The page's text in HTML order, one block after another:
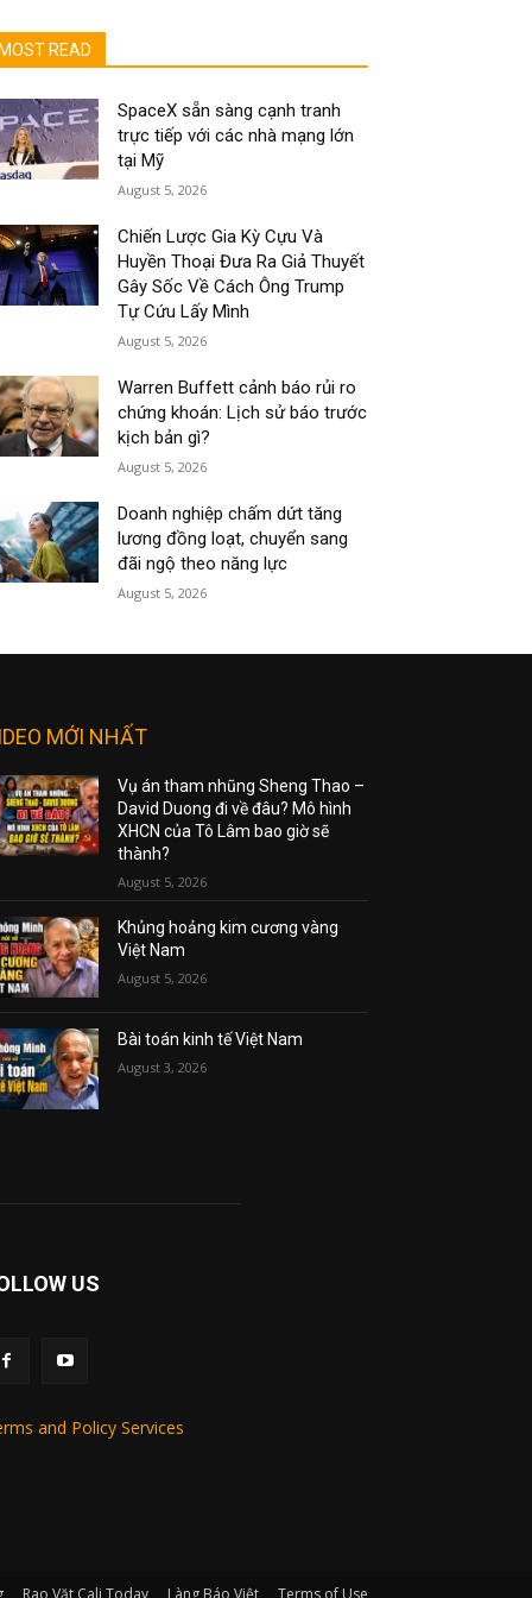
MOST READ
SpaceX sẵn sàng cạnh tranh
trực tiếp với các nhà mạng lớn
tại Mỹ
August 5, 2026
Chiến Lược Gia Kỳ Cựu Và
Huyền Thoại Đưa Ra Giả Thuyết
Gây Sốc Về Cách Ông Trump
Tự Cứu Lấy Mình
August 5, 2026
Warren Buffett cảnh báo rủi ro
chứng khoán: Lịch sử báo trước
kịch bản gì?
August 5, 2026
Doanh nghiệp chấm dứt tăng
lương đồng loạt, chuyển sang
đãi ngộ theo năng lực
August 5, 2026
MỚI NHẤT
Vụ án tham nhũng Sheng Thao –
David Duong đi về đâu? Mô hình
XHCN của Tô Lâm bao giờ sẽ
thành?
August 5, 2026
Khủng hoảng kim cương vàng
Việt Nam
August 5, 2026
Bài toán kinh tế Việt Nam
August 3, 2026
US
and Policy Services
Rao Vặt Cali Today Làng Báo Việt Terms of Use